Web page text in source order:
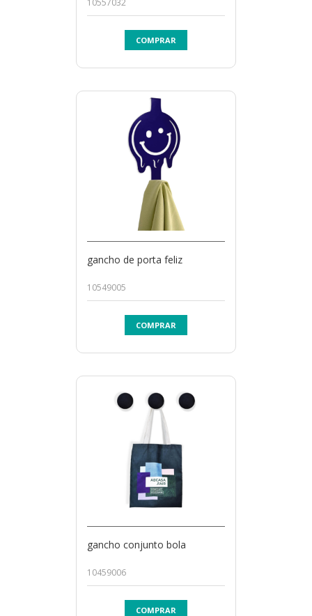
10557032
COMPRAR
gancho de porta feliz
10549005
COMPRAR
gancho conjunto bola
10459006
COMPRAR